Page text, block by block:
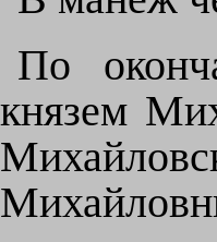
По
князем